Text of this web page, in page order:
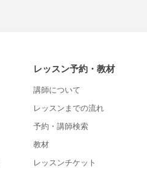
レッスン予約・教材
講師について
レッスンまでの流れ
予約・講師検索
教材
レッスンチケット